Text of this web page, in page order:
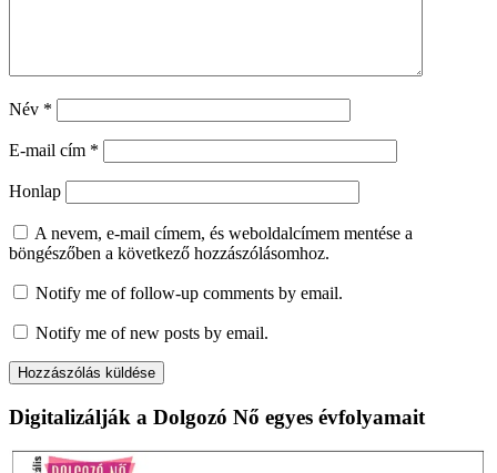
Név *
E-mail cím *
Honlap
A nevem, e-mail címem, és weboldalcímem mentése a
böngészőben a következő hozzászólásomhoz.
Notify me of follow-up comments by email.
Notify me of new posts by email.
Digitalizálják a Dolgozó Nő egyes évfolyamait